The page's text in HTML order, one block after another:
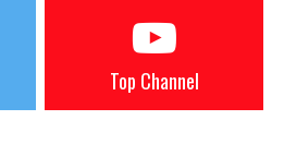
Top Channel